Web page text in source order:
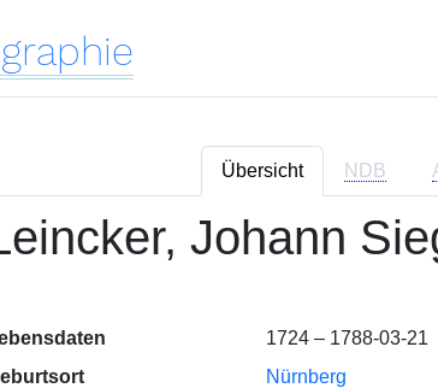
Übersicht NDB
Johann
1724 – 1788-03-21
Nürnberg